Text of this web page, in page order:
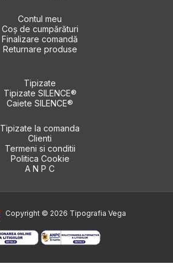
Contul meu
Coș de cumpărături
Finalizare comandă
Returnare produse
Tipizate
Tipizate SILENCE®
Caiete SILENCE®
Tipizate la comanda
Clienti
Termeni si conditii
Politica Cookie
A N P C
Copyright © 2026 Tipografia Vega